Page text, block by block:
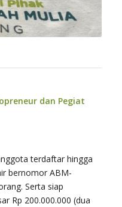
dan Pegiat
terdaftar hingga
bernomor ABM-
Serta siap
Rp 200.000.000 (dua